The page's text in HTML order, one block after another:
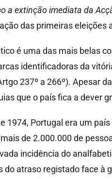
a extinção imediata da
das primeiras eleições
é uma das mais belas
identificadoras da
237º a 266º). Apesar
que o país fica a dever
1974, Portugal era um
de 2.000.000 de
incidência do
do atraso registado face à